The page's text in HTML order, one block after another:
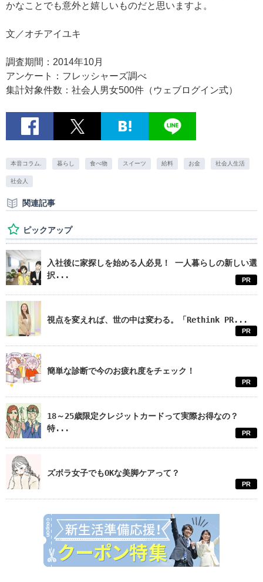
かなことでも意外と嬉しいものだと思いますよ。
文／オチアイユキ
調査期間：2014年10月
アンケート：フレッシャーズ調べ
集計対象件数：社会人男女500件（ウェブログイン式）
本音コラム. 暮らし 食べ物 スイーツ 給料 お金 社会人生活
社会人
関連記事
ピックアップ
入社後に家探しを始める人必見！ 一人暮らしの新しい選
択...
PR
視点を変えれば、世の中は変わる。「Rethink PR...
PR
簡単な診断で今のお疲れ度をチェック！
PR
18～25歳限定クレジットカードって実際お得なの？
特...
PR
ズボラ女子でもOKな美脚ケアって？
PR